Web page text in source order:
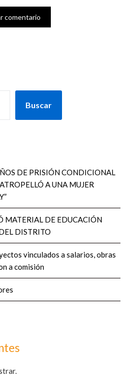
Buscar
DE PRISIÓN CONDICIONAL
A UNA MUJER
MATERIAL DE EDUCACIÓN
DISTRITO
vinculados a salarios, obras
a comisión